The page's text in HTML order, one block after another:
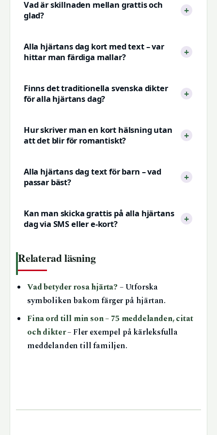
Vad är skillnaden mellan grattis och
glad?
Alla hjärtans dag kort med text – var
hittar man färdiga mallar?
Finns det traditionella svenska dikter
för alla hjärtans dag?
Hur skriver man en kort hälsning utan
att det blir för romantiskt?
Alla hjärtans dag text för barn – vad
passar bäst?
Kan man skicka grattis på alla hjärtans
dag via SMS eller e-kort?
Relaterad läsning
Vad betyder rosa hjärta? – Utforska
symboliken bakom färger på hjärtan.
Fina ord till min son – 75 meddelanden, citat
och dikter– Fler exempel på kärleksfulla
meddelanden till familjen.